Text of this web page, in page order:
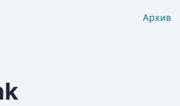
Архив